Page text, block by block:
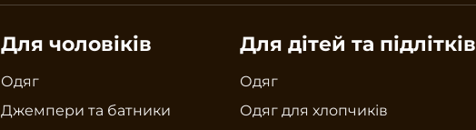
Для чоловіків
Одяг
Джемпери та батники
Для дітей та підлітків
Одяг
Одяг для хлопчиків